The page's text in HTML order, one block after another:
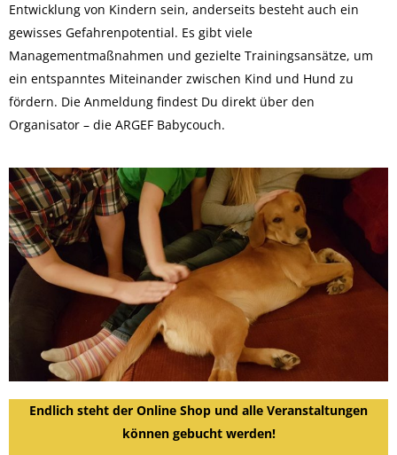
Entwicklung von Kindern sein, anderseits besteht auch ein
gewisses Gefahrenpotential. Es gibt viele
Managementmaßnahmen und gezielte Trainingsansätze, um
ein entspanntes Miteinander zwischen Kind und Hund zu
fördern. Die Anmeldung findest Du direkt über den
Organisator – die ARGEF Babycouch.
Endlich steht der Online Shop und alle Veranstaltungen
können gebucht werden!